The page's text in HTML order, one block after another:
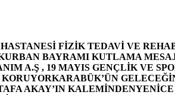
FİZİK TEDAVİ VE
BAYRAMI KUTLAMA
A.Ş , 19 MAYIS GENÇLİK VE
KARABÜK’ÜN
AKAY’IN KALEMİNDENYENİCE